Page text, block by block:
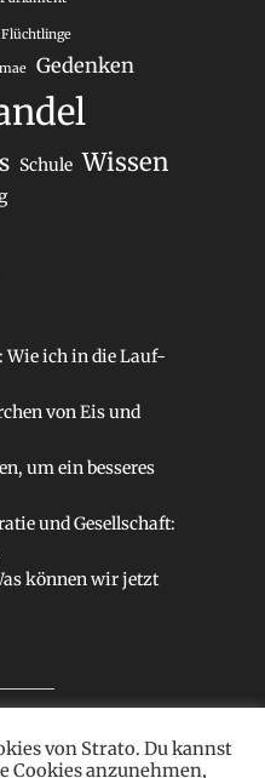
Flüchtlinge
Gedenken
Schule Wissen
Wie ich in die Lauf-
von Eis und
um ein besseres
und Gesellschaft:
können wir jetzt
von Strato. Du kannst
Cookies anzunehmen,